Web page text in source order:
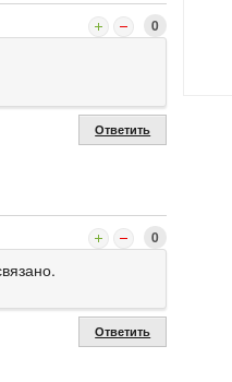
0
Ответить
0
Ответить